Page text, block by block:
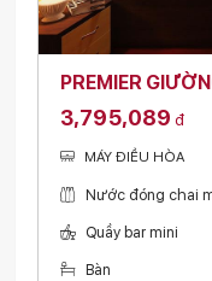
PREMIER
3,795,089 đ
MÁY ĐIỀU HÒA
Nước đóng chai
Quầy bar mini
Bàn